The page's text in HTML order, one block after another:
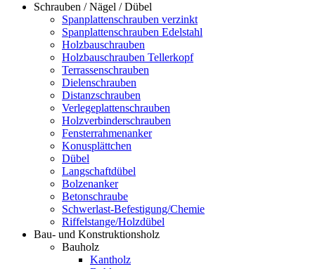
Schrauben / Nägel / Dübel
Spanplattenschrauben verzinkt
Spanplattenschrauben Edelstahl
Holzbauschrauben
Holzbauschrauben Tellerkopf
Terrassenschrauben
Dielenschrauben
Distanzschrauben
Verlegeplattenschrauben
Holzverbinderschrauben
Fensterrahmenanker
Konusplättchen
Dübel
Langschaftdübel
Bolzenanker
Betonschraube
Schwerlast-Befestigung/Chemie
Riffelstange/Holzdübel
Bau- und Konstruktionsholz
Bauholz
Kantholz